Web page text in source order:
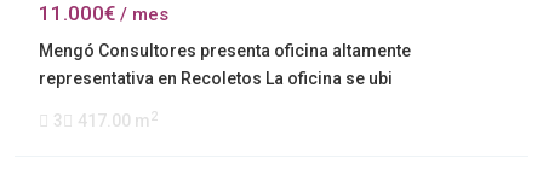
11.000€ / mes
Mengó Consultores presenta oficina altamente
representativa en Recoletos La oficina se ubi
3 417.00 m 2